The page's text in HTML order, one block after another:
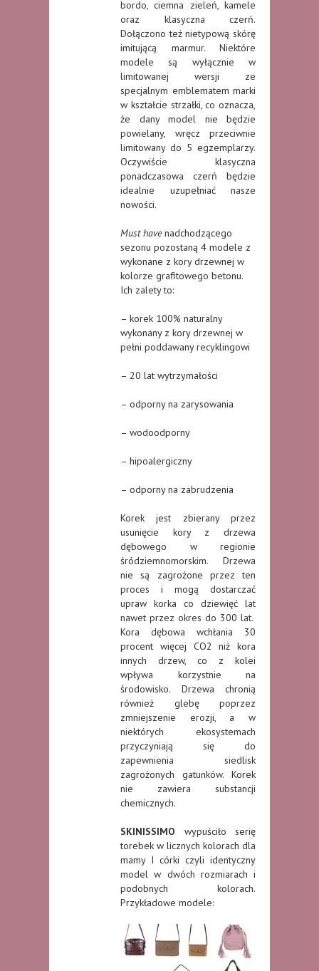
bordo, ciemna zieleń, kamele
oraz klasyczna czerń.
Dołączono też nietypową skórę
imitującą marmur. Niektóre
modele są wyłącznie w
limitowanej wersji ze
specjalnym emblematem marki
w kształcie strzałki, co oznacza,
że dany model nie będzie
powielany, wręcz przeciwnie
limitowany do 5 egzemplarzy.
Oczywiście klasyczna
ponadczasowa czerń będzie
idealnie uzupełniać nasze
nowości.
Must havenadchodzącego
sezonu pozostaną 4 modele z
wykonane z kory drzewnej w
kolorze grafitowego betonu.
Ich zalety to:
– korek 100% naturalny
wykonany z kory drzewnej w
pełni poddawany recyklingowi
– 20 lat wytrzymałości
– odporny na zarysowania
– wodoodporny
– hipoalergiczny
– odporny na zabrudzenia
Korek jest zbierany przez
usunięcie kory z drzewa
dębowego w regionie
śródziemnomorskim. Drzewa
nie są zagrożone przez ten
proces i mogą dostarczać
upraw korka co dziewięć lat
nawet przez okres do 300 lat.
Kora dębowa wchłania 30
procent więcej CO2 niż kora
innych drzew, co z kolei
wpływa korzystnie na
środowisko. Drzewa chronią
również glebę poprzez
zmniejszenie erozji, a w
niektórych ekosystemach
przyczyniają się do
zapewnienia siedlisk
zagrożonych gatunków. Korek
nie zawiera substancji
chemicznych.
SKINISSIMO wypuściło
serię
torebek w licznych kolorach dla
mamy I córki czyli identyczny
model w dwóch rozmiarach i
podobnych kolorach.
Przykładowe modele: